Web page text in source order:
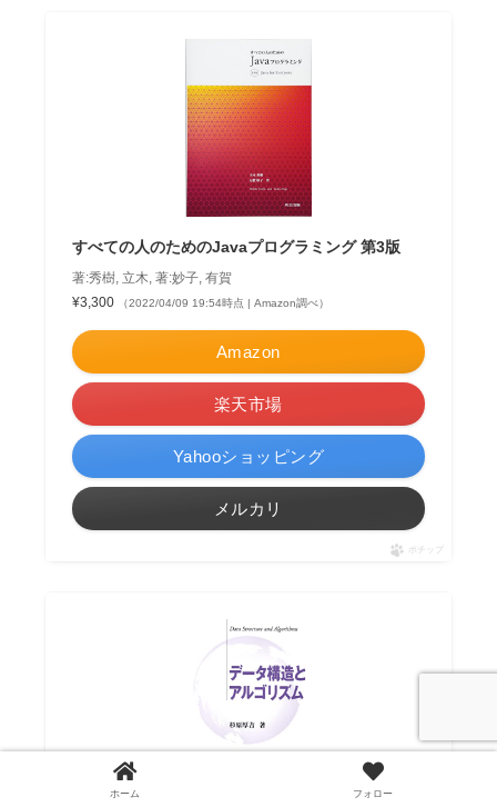
すべての人のためのJavaプログラミング 第3版
著:秀樹, 立木, 著:妙子, 有賀
¥3,300
（2022/04/09 19:54時点 | Amazon調べ）
Amazon
楽天市場
Yahooショッピング
メルカリ
ポチップ
ホーム フォロー